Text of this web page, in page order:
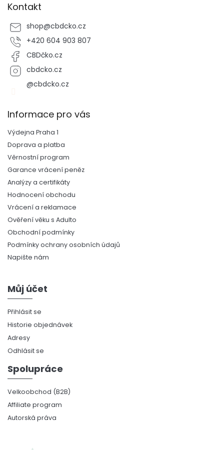
Kontakt
shop@cbdcko.cz
+420 604 903 807
CBDčko.cz
cbdcko.cz
@cbdcko.cz
Informace pro vás
Výdejna Praha 1
Doprava a platba
Věrnostní program
Garance vrácení peněz
Analýzy a certifikáty
Hodnocení obchodu
Vrácení a reklamace
Ověření věku s Adulto
Obchodní podmínky
Podmínky ochrany osobních údajů
Napište nám
Můj účet
Přihlásit se
Historie objednávek
Adresy
Odhlásit se
Spolupráce
Velkoobchod (B2B)
Affiliate program
Autorská práva